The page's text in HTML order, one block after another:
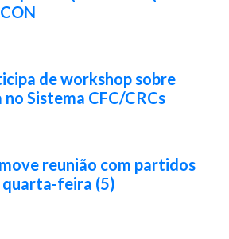
de workshop sobre
Sistema CFC/CRCs
reunião com partidos
feira (5)